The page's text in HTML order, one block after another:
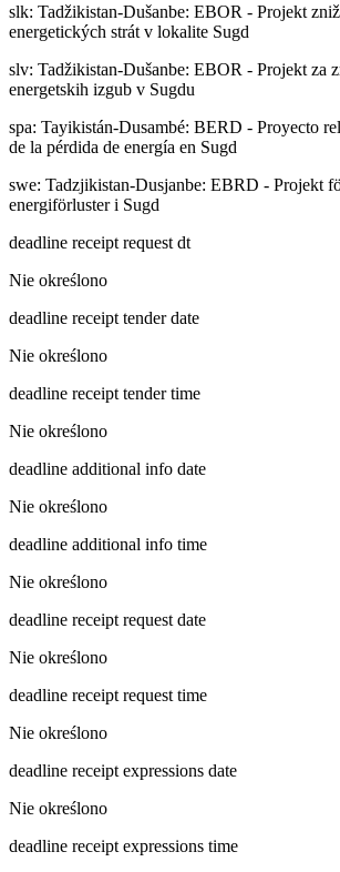
slk: Tadžikistan-Dušanbe: EBOR - Projekt
energetických strát v lokalite Sugd
slv: Tadžikistan-Dušanbe: EBOR - Projekt za
energetskih izgub v Sugdu
spa: Tayikistán-Dusambé: BERD - Proyecto
de la pérdida de energía en Sugd
swe: Tadzjikistan-Dusjanbe: EBRD - Projekt
energiförluster i Sugd
deadline receipt request dt
Nie określono
deadline receipt tender date
Nie określono
deadline receipt tender time
Nie określono
deadline additional info date
Nie określono
deadline additional info time
Nie określono
deadline receipt request date
Nie określono
deadline receipt request time
Nie określono
deadline receipt expressions date
Nie określono
deadline receipt expressions time